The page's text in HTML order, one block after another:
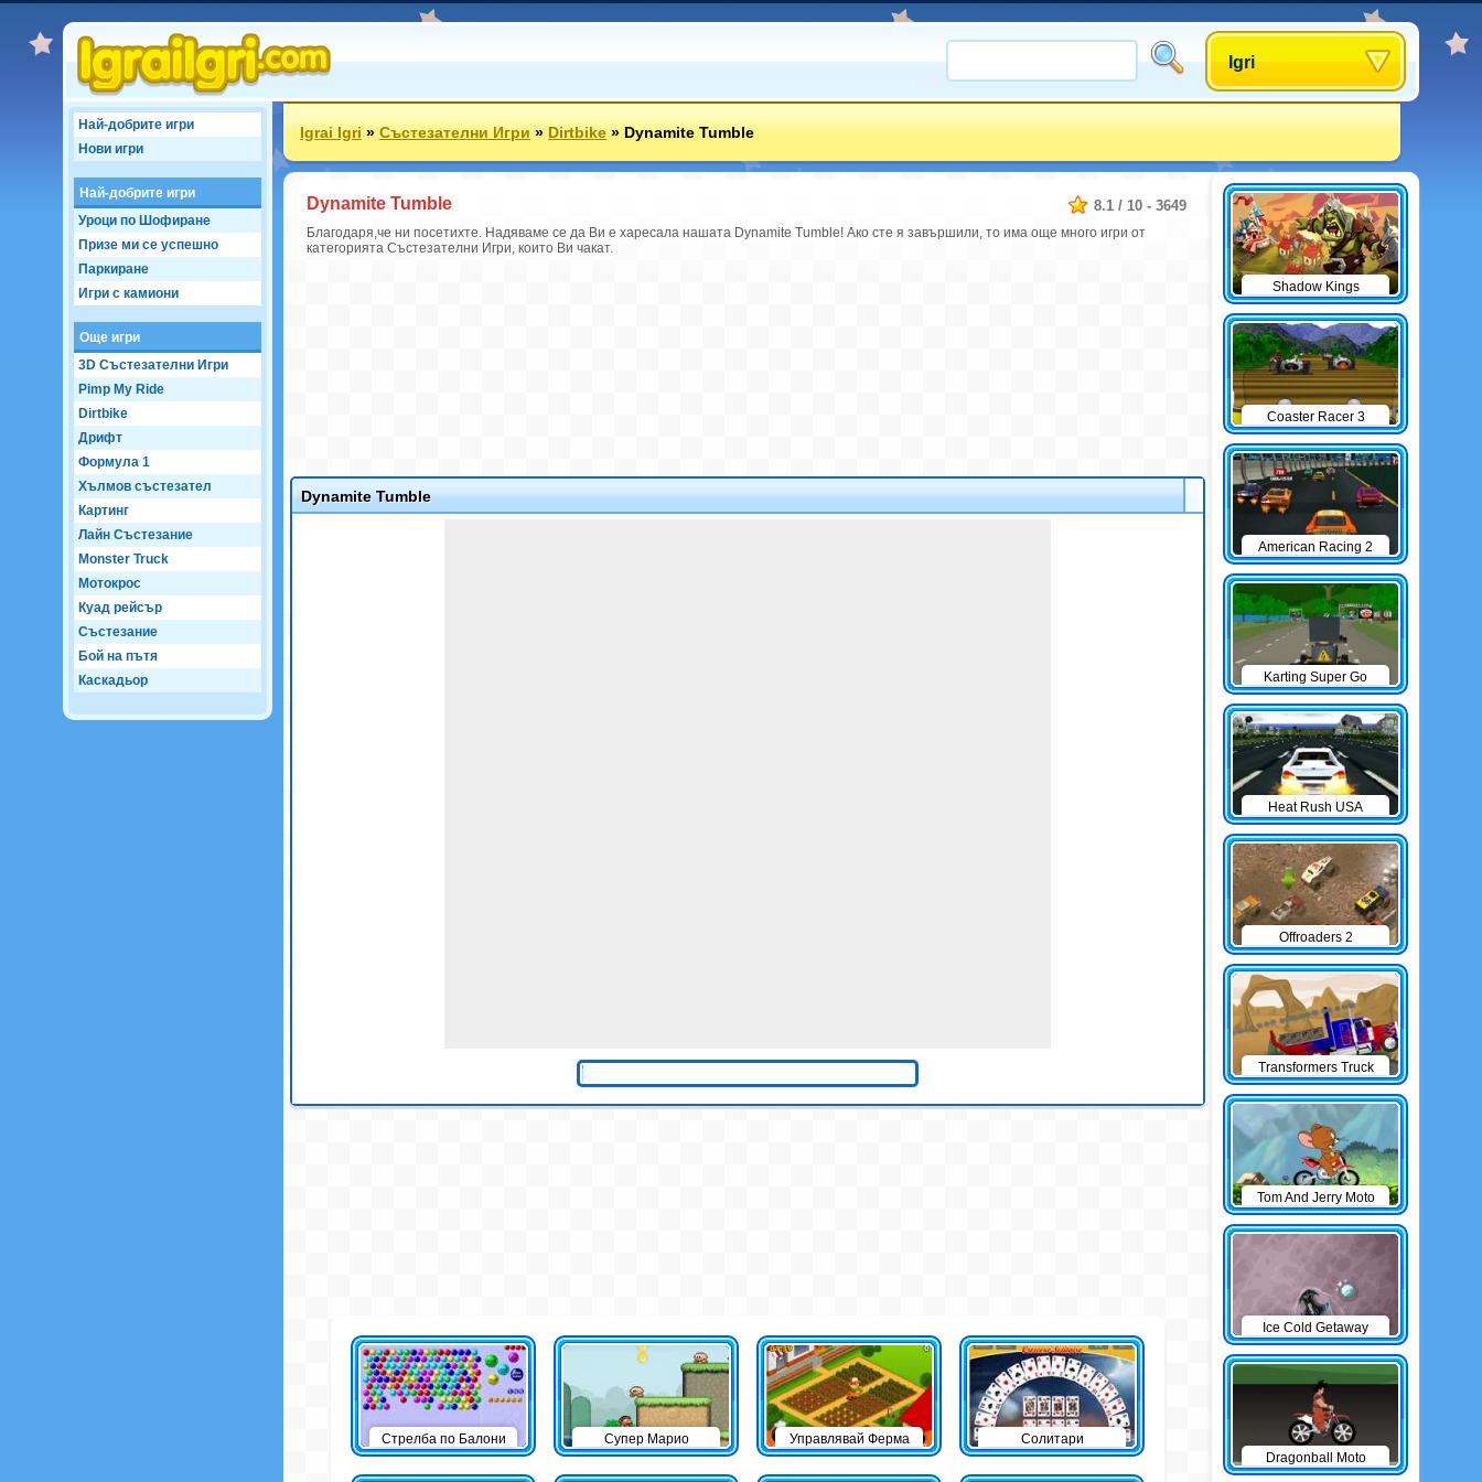
Igri
Най-добрите игри
Нови игри
Най-добрите игри
Уроци по Шофиране
Призе ми се успешно
Паркиране
Игри с камиони
Още игри
3D Състезателни Игри
Pimp My Ride
Dirtbike
Дрифт
Формула 1
Хълмов състезател
Картинг
Лайн Състезание
Monster Truck
Мотокрос
Куад рейсър
Състезание
Бой на пътя
Каскадьор
Igrai Igri»Състезателни Игри»Dirtbike»Dynamite Tumble
8.1 / 10 - 3649
Dynamite Tumble
Благодаря,че ни посетихте. Надяваме се да Ви е харесала нашата Dynamite Tumble! Ако сте я завършили, то има още много игри от
категорията Състезателни Игри, които Ви чакат.
Dynamite Tumble
Стрелба по Балони Супер Марио Управлявай Ферма Солитари
Shadow Kings
Coaster Racer 3
American Racing 2
Karting Super Go
Heat Rush USA
Offroaders 2
Transformers Truck
Tom And Jerry Moto
Ice Cold Getaway
Dragonball Moto
Game